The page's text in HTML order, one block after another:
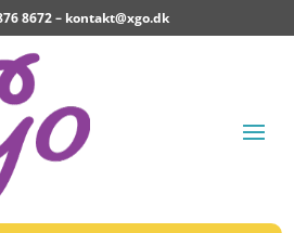
8672 – kontakt@xgo.dk